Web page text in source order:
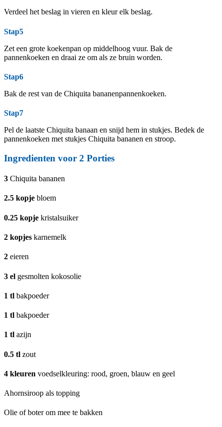
Verdeel het beslag in vieren en kleur elk beslag.
Stap5
Zet een grote koekenpan op middelhoog vuur. Bak de
pannenkoeken en draai ze om als ze bruin worden.
Stap6
Bak de rest van de Chiquita bananenpannenkoeken.
Stap7
Pel de laatste Chiquita banaan en snijd hem in stukjes. Bedek de
pannenkoeken met stukjes Chiquita bananen en stroop.
Ingredienten voor 2 Porties
3 Chiquita bananen
2.5 kopje bloem
0.25 kopje kristalsuiker
2 kopjes karnemelk
2 eieren
3 el gesmolten kokosolie
1 tl bakpoeder
1 tl bakpoeder
1 tl azijn
0.5 tl zout
4 kleuren voedselkleuring: rood, groen, blauw en geel
Ahornsiroop als topping
Olie of boter om mee te bakken